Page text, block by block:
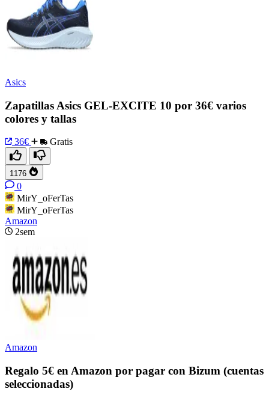
Asics
Zapatillas Asics GEL-EXCITE 10 por 36€ varios
colores y tallas
36€ Gratis
1176
0
MirY_oFerTas
MirY_oFerTas
Amazon
2sem
Amazon
Regalo 5€ en Amazon por pagar con Bizum (cuentas
seleccionadas)